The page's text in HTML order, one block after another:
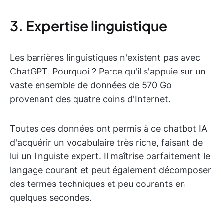
3. Expertise linguistique
Les barrières linguistiques n'existent pas avec
ChatGPT. Pourquoi ? Parce qu'il s'appuie sur un
vaste ensemble de données de 570 Go
provenant des quatre coins d'Internet.
Toutes ces données ont permis à ce chatbot IA
d'acquérir un vocabulaire très riche, faisant de
lui un linguiste expert. Il maîtrise parfaitement le
langage courant et peut également décomposer
des termes techniques et peu courants en
quelques secondes.